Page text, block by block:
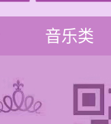
音乐类